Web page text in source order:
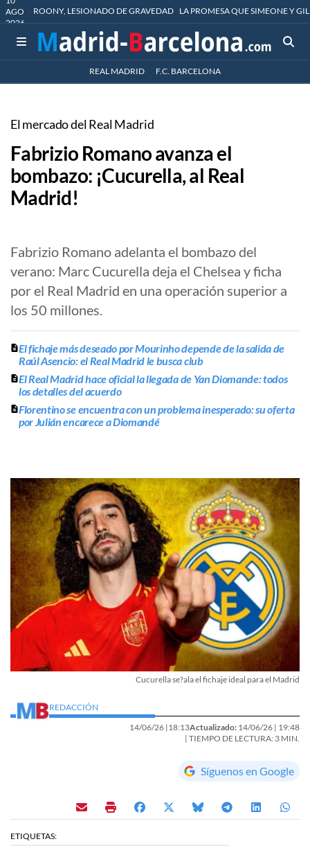
AGO
2026
ROONY, LESIONADO DE GRAVEDAD LA PROMESA QUE SIMEONE Y
REAL MADRID F.C. BARCELONA
El mercado del Real Madrid
Fabrizio Romano avanza el
bombazo: ¡Cucurella, al Real
Madrid!
Fabrizio Romano adelanta el bombazo del
verano: Marc Cucurella deja el Chelsea y ficha
por el Real Madrid en una operación superior a
los 50 millones.
El fichaje más deseado por Mourinho depende de la salida de
Raúl Asencio: el Real Madrid le busca club
El Real Madrid hace oficial la llegada de Yan Diomande: todos
los detalles del acuerdo
Florentino se encuentra con un problema inesperado: su oferta
por Julián encarece a Diomandé
Cucurella se?ala el fichaje ideal para el Madrid
REDACCIÓN
14/06/26 |18:13Actualizado: 14/06/26 | 19:48
| TIEMPO DE LECTURA: 3 MIN.
Síguenos en Google
ETIQUETAS: